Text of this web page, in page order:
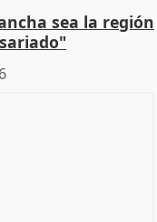
sea la región